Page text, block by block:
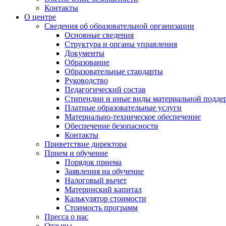
Контакты
О центре
Сведения об образовательной организации
Основные сведения
Структура и органы управления
Документы
Образование
Образовательные стандарты
Руководство
Педагогический состав
Стипендии и иные виды материальной
Платные образовательные услуги
Материально-техническое обеспечение
Обеспечение безопасности
Контакты
Приветствие директора
Прием и обучение
Порядок приема
Заявления на обучение
Налоговый вычет
Материнский капитал
Калькулятор стоимости
Стоимость программ
Пресса о нас